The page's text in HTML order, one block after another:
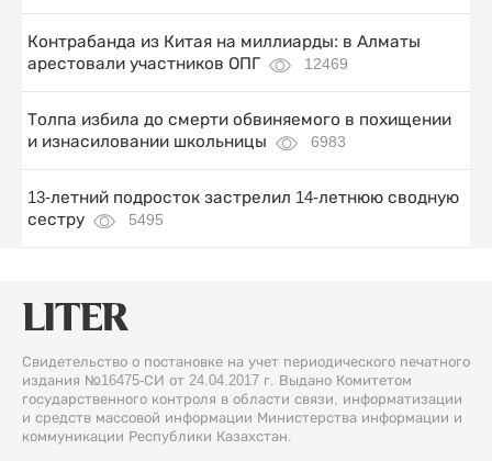
Контрабанда из Китая на миллиарды: в Алматы
арестовали участников ОПГ
12469
Толпа избила до смерти обвиняемого в похищении
и изнасиловании школьницы
6983
13-летний подросток застрелил 14-летнюю сводную
сестру
5495
Свидетельство о постановке на учет периодического печатного
издания №16475-СИ от 24.04.2017 г. Выдано Комитетом
государственного контроля в области связи, информатизации
и средств массовой информации Министерства информации и
коммуникации Республики Казахстан.